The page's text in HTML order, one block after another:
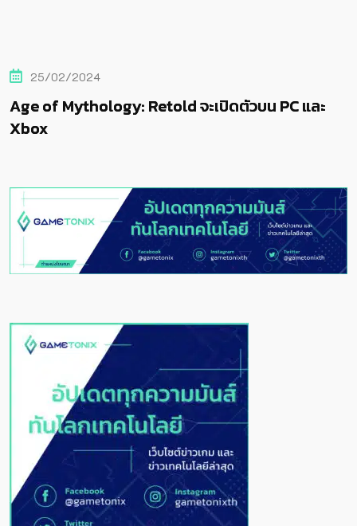
25/02/2024
Age of Mythology: Retold จะเปิดตัวบน PC และ
Xbox